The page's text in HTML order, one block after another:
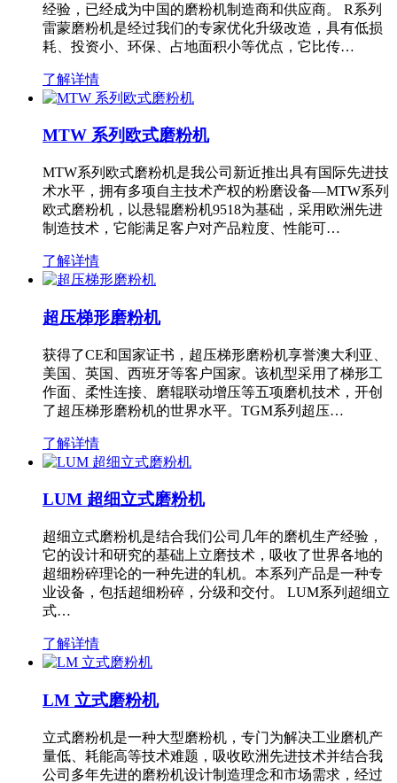
经验，已经成为中国的磨粉机制造商和供应商。 R系列
雷蒙磨粉机是经过我们的专家优化升级改造，具有低损
耗、投资小、环保、占地面积小等优点，它比传…
了解详情
MTW 系列欧式磨粉机
MTW系列欧式磨粉机是我公司新近推出具有国际先进技
术水平，拥有多项自主技术产权的粉磨设备—MTW系列
欧式磨粉机，以悬辊磨粉机9518为基础，采用欧洲先进
制造技术，它能满足客户对产品粒度、性能可…
了解详情
超压梯形磨粉机
获得了CE和国家证书，超压梯形磨粉机享誉澳大利亚、
美国、英国、西班牙等客户国家。该机型采用了梯形工
作面、柔性连接、磨辊联动增压等五项磨机技术，开创
了超压梯形磨粉机的世界水平。TGM系列超压…
了解详情
LUM 超细立式磨粉机
超细立式磨粉机是结合我们公司几年的磨机生产经验，
它的设计和研究的基础上立磨技术，吸收了世界各地的
超细粉碎理论的一种先进的轧机。本系列产品是一种专
业设备，包括超细粉碎，分级和交付。 LUM系列超细立
式…
了解详情
LM 立式磨粉机
立式磨粉机是一种大型磨粉机，专门为解决工业磨机产
量低、耗能高等技术难题，吸收欧洲先进技术并结合我
公司多年先进的磨粉机设计制造理念和市场需求，经过